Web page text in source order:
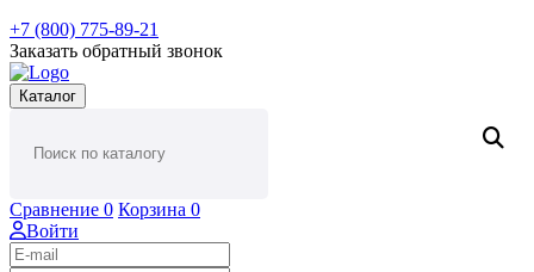
+7 (800) 775-89-21
Заказать обратный звонок
Каталог
Сравнение 0 Корзина 0
Войти